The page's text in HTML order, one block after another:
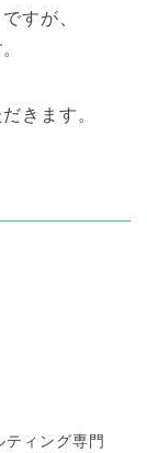
すが、
きます。
ィング専門